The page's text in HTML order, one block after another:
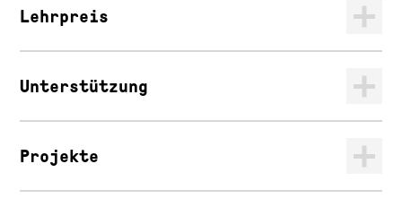
Lehrpreis
Unterstützung
Projekte